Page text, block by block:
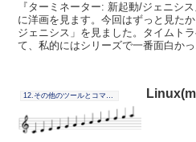
『ターミネーター: 新起動/ジェニシ
に洋画を見ます。今回はずっと見た
ジェニシス」を見ました。タイムト
て、私的にはシリーズで一番面白か
12.その他のツールとコマンドの連携